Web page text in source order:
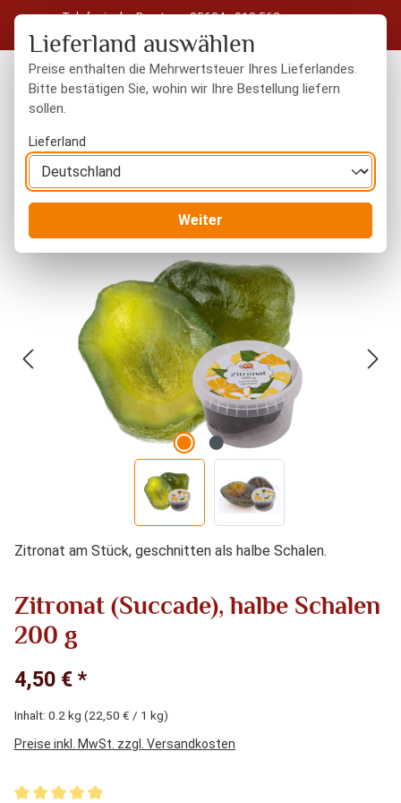
Zum Hauptinhalt springen
Telefonische Beratung: 05604 - 919 563
Kostenloser Versand in Deutschland ab 50 € Warenwert
Bildergalerie überspringen
Zitronat am Stück, geschnitten als halbe Schalen.
Zitronat (Succade), halbe Schalen
200 g
4,50 € *
Inhalt: 0.2 kg (22,50 € / 1 kg)
Preise inkl. MwSt. zzgl. Versandkosten
Lieferland auswählen
Preise enthalten die Mehrwertsteuer Ihres Lieferlandes.
Bitte bestätigen Sie, wohin wir Ihre Bestellung liefern
sollen.
Lieferland
Weiter